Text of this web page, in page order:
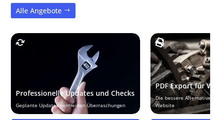
Alle Angebote
Professionelle Updates und Checks
Geplante Updates vermeiden Überraschungen
PDF Export für
Die bessere Alternative
Website